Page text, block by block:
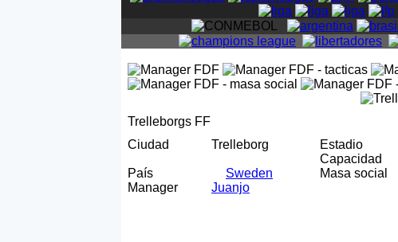
Trelleborgs FF
Ciudad
Trelleborg Estadio
Capacidad
País
Sweden Masa social
Manager
Juanjo